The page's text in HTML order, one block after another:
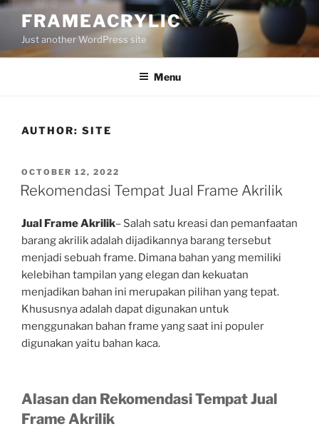
Skip
content
FRAMEACRYLIC
Just another WordPress site
Menu
AUTHOR: SITE
POSTED
ON
OCTOBER 12, 2022
Rekomendasi Tempat Jual Frame Akrilik
Jual Frame Akrilik– Salah satu kreasi dan pemanfaatan
barang akrilik adalah dijadikannya barang tersebut
menjadi sebuah frame. Dimana bahan yang memiliki
kelebihan tampilan yang elegan dan kekuatan
menjadikan bahan ini merupakan pilihan yang tepat.
Khususnya adalah dapat digunakan untuk
menggunakan bahan frame yang saat ini populer
digunakan yaitu bahan kaca.
Alasan dan Rekomendasi Tempat Jual
Frame Akrilik